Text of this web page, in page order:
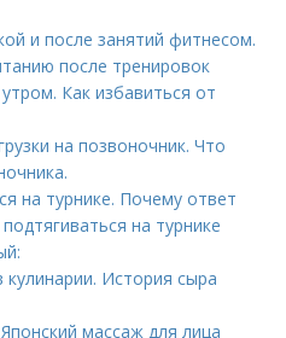
и после занятий фитнесом.
после тренировок
Как избавиться от
на позвоночник. Что
на турнике. Почему ответ
на турнике
История сыра
массаж для лица